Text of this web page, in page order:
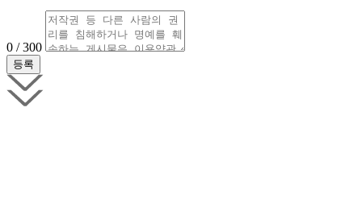
0 / 300